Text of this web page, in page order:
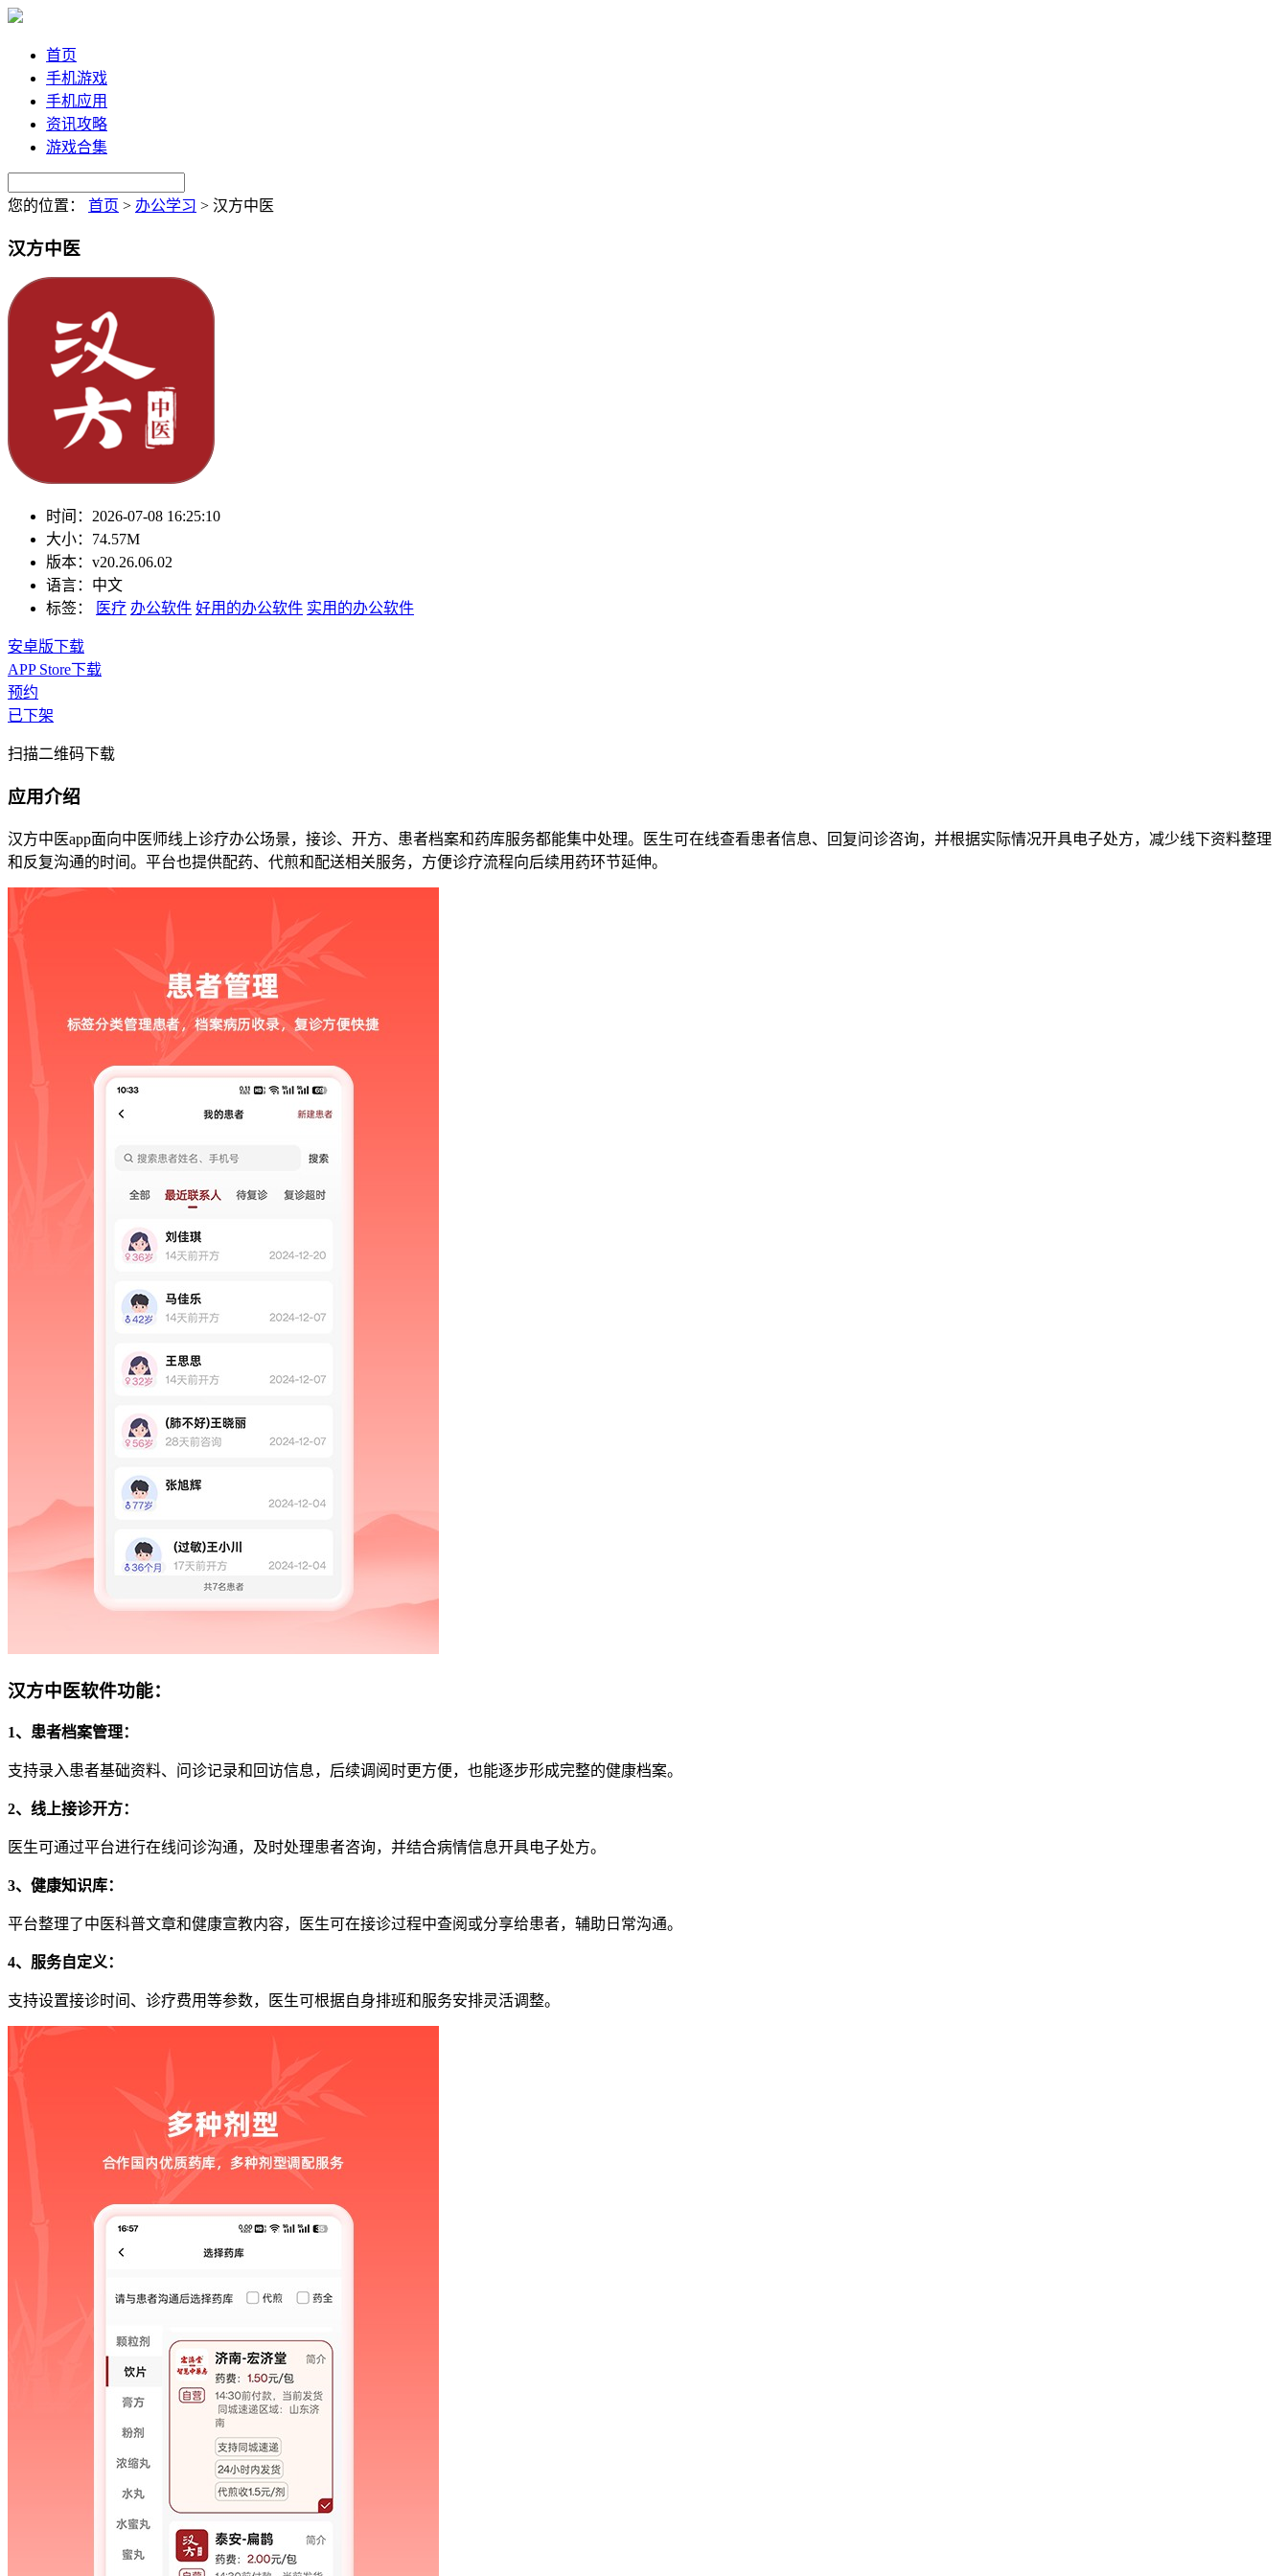
首页
手机游戏
手机应用
资讯攻略
游戏合集
您的位置： 首页 > 办公学习 > 汉方中医
汉方中医
时间： 2026-07-08 16:25:10
大小： 74.57M
版本： v20.26.06.02
语言： 中文
标签：
医疗 办公软件 好用的办公软件 实用的办公软件
安卓版下载
APP Store下载
预约
已下架
扫描二维码下载
应用介绍
汉方中医app面向中医师线上诊疗办公场景，接诊、开方、患者档案和药库服务都能集中处理。医生可在线查看患者信息、回复问诊咨询，并根据实际情况开具电子处方，减少线下资料整理
和反复沟通的时间。平台也提供配药、代煎和配送相关服务，方便诊疗流程向后续用药环节延伸。
汉方中医软件功能：
1、患者档案管理：
支持录入患者基础资料、问诊记录和回访信息，后续调阅时更方便，也能逐步形成完整的健康档案。
2、线上接诊开方：
医生可通过平台进行在线问诊沟通，及时处理患者咨询，并结合病情信息开具电子处方。
3、健康知识库：
平台整理了中医科普文章和健康宣教内容，医生可在接诊过程中查阅或分享给患者，辅助日常沟通。
4、服务自定义：
支持设置接诊时间、诊疗费用等参数，医生可根据自身排班和服务安排灵活调整。